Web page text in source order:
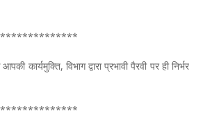
कार्यमुक्ति, विभाग द्वारा प्रभावी पैरवी पर ही निर्भर